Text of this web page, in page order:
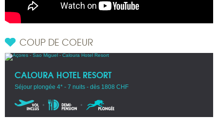
COUP DE COEUR
CALOURA HOTEL RESORT
Séjour plongée 4* - 7 nuits - dès 1808 CHF